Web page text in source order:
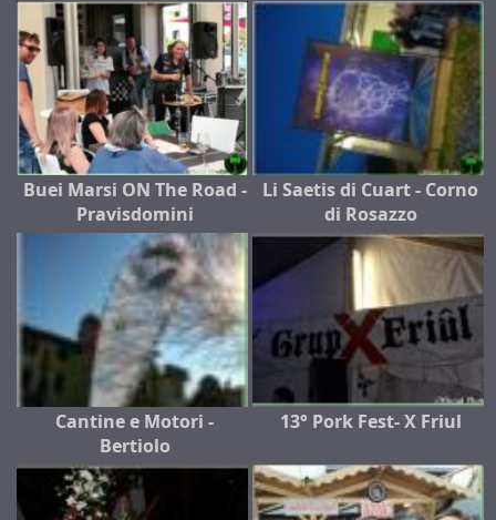
Buei Marsi ON The Road -
Pravisdomini
Li Saetis di Cuart - Corno
di Rosazzo
Cantine e Motori -
Bertiolo
13° Pork Fest- X Friul